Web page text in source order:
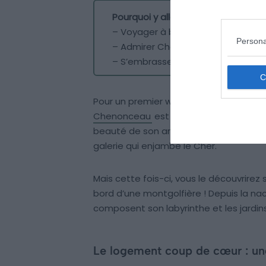
Pourquoi y aller ?
– Voyager à bord d’une
– Admirer Chenonceau depuis les
– S’embrasser en plein ciel
Pour un premier week-end insolite en
Chenonceau est idéal. En effet, il
beauté de son architecture, de ses
galerie qui enjambe le Cher.
Mais cette fois-ci, vous le
bord d’une montgolfière ! Depuis la
composent son labyrinthe et les
Le logement coup de cœur :